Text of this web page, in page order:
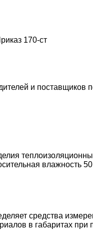
170-ст
и поставщиков
влажность
средства
в габаритах при